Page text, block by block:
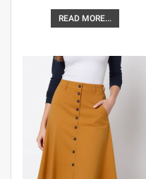
READ MORE...